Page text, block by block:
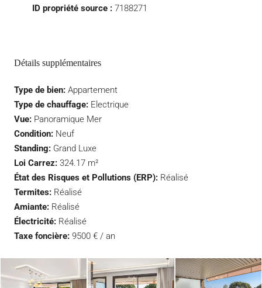
ID propriété source : 7188271
Détails supplémentaires
Type de bien: Appartement
Type de chauffage: Electrique
Vue: Panoramique Mer
Condition: Neuf
Standing: Grand Luxe
Loi Carrez: 324.17 m²
État des Risques et Pollutions (ERP): Réalisé
Termites: Réalisé
Amiante: Réalisé
Électricité: Réalisé
Taxe foncière: 9500 € / an